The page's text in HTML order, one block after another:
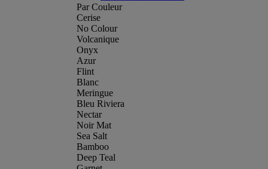
Par Couleur
Cerise
No Colour
Volcanique
Onyx
Azur
Flint
Blanc
Meringue
Bleu Riviera
Nectar
Noir Mat
Sea Salt
Bamboo
Deep Teal